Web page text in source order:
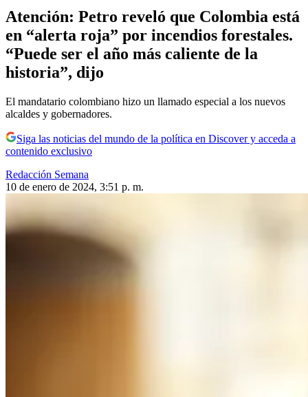
Atención: Petro reveló que Colombia está
en “alerta roja” por incendios forestales.
“Puede ser el año más caliente de la
historia”, dijo
El mandatario colombiano hizo un llamado especial a los nuevos
alcaldes y gobernadores.
Siga las noticias del mundo de la política en Discover y acceda a
contenido exclusivo
Redacción Semana
10 de enero de 2024, 3:51 p. m.